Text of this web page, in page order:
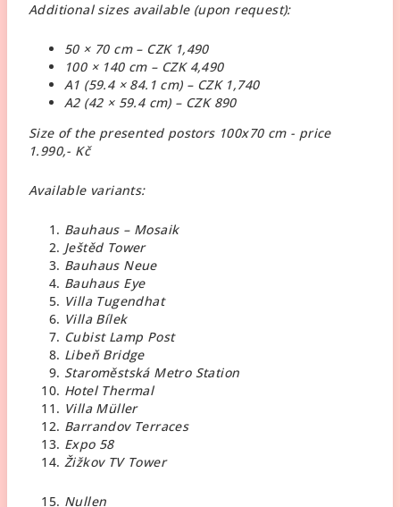
Additional sizes available (upon request):
50 × 70 cm – CZK 1,490
100 × 140 cm – CZK 4,490
A1 (59.4 × 84.1 cm) – CZK 1,740
A2 (42 × 59.4 cm) – CZK 890
Size of the presented postors 100x70 cm - price
1.990,- Kč
Available variants:
Bauhaus – Mosaik
Ještěd Tower
Bauhaus Neue
Bauhaus Eye
Villa Tugendhat
Villa Bílek
Cubist Lamp Post
Libeň Bridge
Staroměstská Metro Station
Hotel Thermal
Villa Müller
Barrandov Terraces
Expo 58
Žižkov TV Tower
Nullen